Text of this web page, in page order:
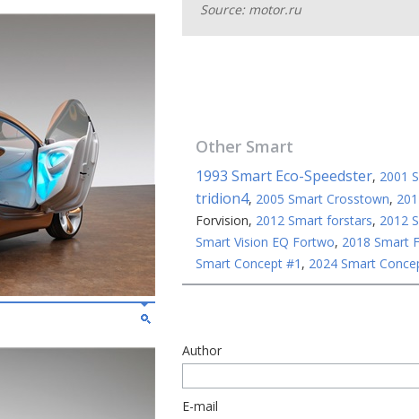
Source: motor.ru
Other Smart
1993 Smart Eco-Speedster, 2001
tridion4, 2005 Smart Crosstown,
Forvision, 2012 Smart forstars, 2012
Smart Vision EQ Fortwo, 2018 Smart
Smart Concept #1 , 2024 Smart
Author
E-mail